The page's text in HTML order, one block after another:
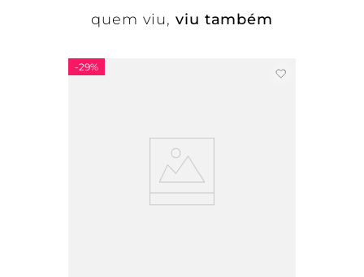
quem viu, viu também
-29%